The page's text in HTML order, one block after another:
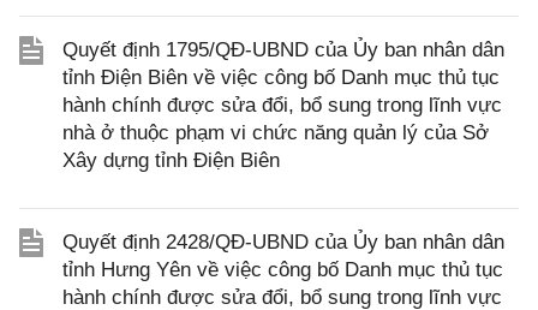
Quyết định 1795/QĐ-UBND của Ủy ban nhân dân
tỉnh Điện Biên về việc công bố Danh mục thủ tục
hành chính được sửa đổi, bổ sung trong lĩnh vực
nhà ở thuộc phạm vi chức năng quản lý của Sở
Xây dựng tỉnh Điện Biên
Quyết định 2428/QĐ-UBND của Ủy ban nhân dân
tỉnh Hưng Yên về việc công bố Danh mục thủ tục
hành chính được sửa đổi, bổ sung trong lĩnh vực